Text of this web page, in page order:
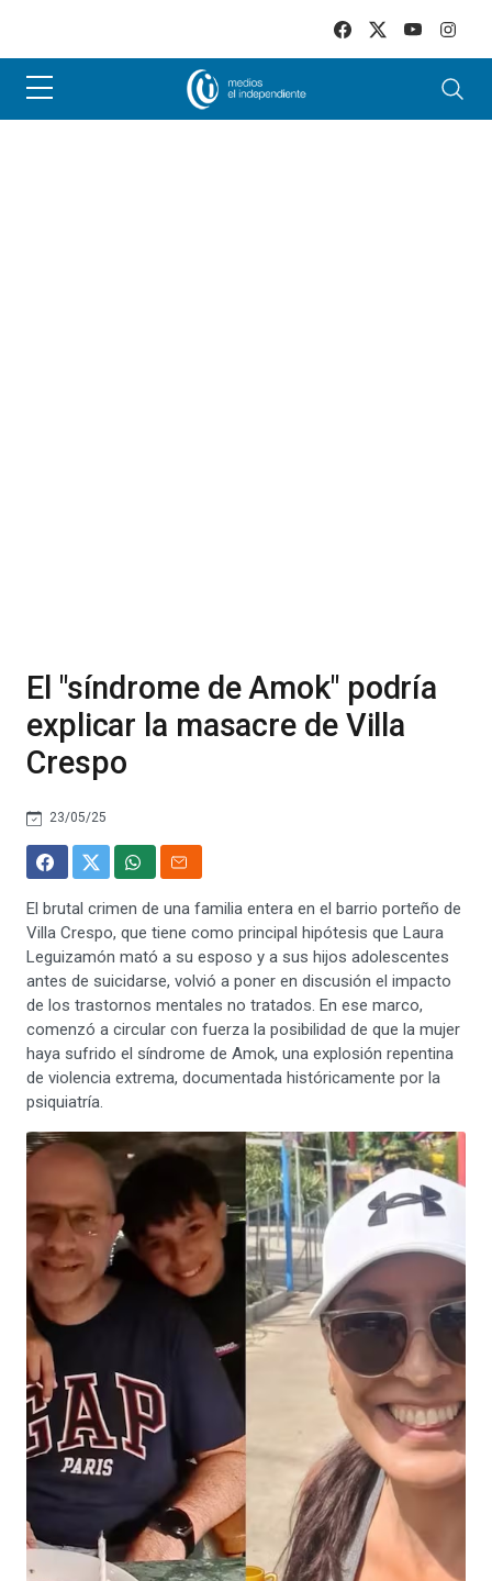
El "síndrome de Amok" podría
explicar la masacre de Villa
Crespo
23/05/25
El brutal crimen de una familia entera en el barrio porteño de
Villa Crespo, que tiene como principal hipótesis que Laura
Leguizamón mató a su esposo y a sus hijos adolescentes
antes de suicidarse, volvió a poner en discusión el impacto
de los trastornos mentales no tratados. En ese marco,
comenzó a circular con fuerza la posibilidad de que la mujer
haya sufrido el síndrome de Amok, una explosión repentina
de violencia extrema, documentada históricamente por la
psiquiatría.